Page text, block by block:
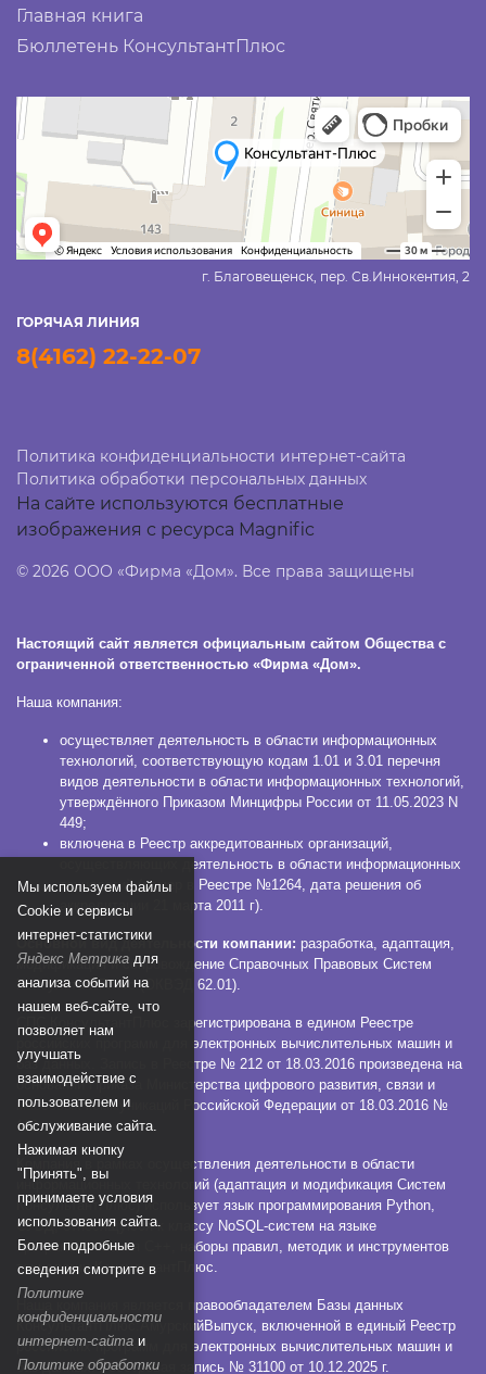
Главная книга
Бюллетень КонсультантПлюс
г. Благовещенск, пер. Св.Иннокентия, 2
ГОРЯЧАЯ ЛИНИЯ
8(4162) 22-22-07
Политика конфиденциальности интернет-сайта
Политика обработки персональных данных
На сайте используются бесплатные
изображения с ресурса Magnific
© 2026 ООО «Фирма «Дом». Все права защищены
Настоящий сайт является официальным сайтом Общества с
ограниченной ответственностью «Фирма «Дом».
Наша компания:
осуществляет деятельность в области информационных
технологий, соответствующую кодам 1.01 и 3.01 перечня
видов деятельности в области информационных технологий,
утверждённого Приказом Минцифры России от 11.05.2023 N
449;
включена в Реестр аккредитованных организаций,
осуществляющих деятельность в области информационных
технологий (номер в Реестре №1264, дата решения об
аккредитации 21 марта 2011 г).
Основной вид деятельности компании: разработка, адаптация,
модификация и сопровождение Справочных Правовых Систем
КонсультантПлюс (ОКВЭД 62.01).
СПС КонсультантПлюс зарегистрирована в едином Реестре
российских программ для электронных вычислительных машин и
баз данных. Запись в Реестре № 212 от 18.03.2016 произведена на
основании Приказа Министерства цифрового развития, связи и
массовых коммуникаций Российской Федерации от 18.03.2016 №
112.
Компания в рамках осуществления деятельности в области
информационных технологий (адаптация и модификация Систем
КонсультантПлюс) использует язык программирования Python,
СУБД, относящуюся к классу NoSQL-систем на языке
программирования C++, наборы правил, методик и инструментов
технологии КонсультантПлюс.
Наша компания является правообладателем Базы данных
КонсультантПлюс:АмурскийВыпуск, включенной в единый Реестр
российских программ для электронных вычислительных машин и
баз данных. Реестровая запись № 31100 от 10.12.2025 г.
Мы используем файлы
Сookie и сервисы
интернет-статистики
Яндекс Метрика для
анализа событий на
нашем веб-сайте, что
позволяет нам
улучшать
взаимодействие с
пользователем и
обслуживание сайта.
Нажимая кнопку
"Принять", вы
принимаете условия
использования сайта.
Более подробные
сведения смотрите в
Политике
конфиденциальности
интернет-сайта и
Политике обработки